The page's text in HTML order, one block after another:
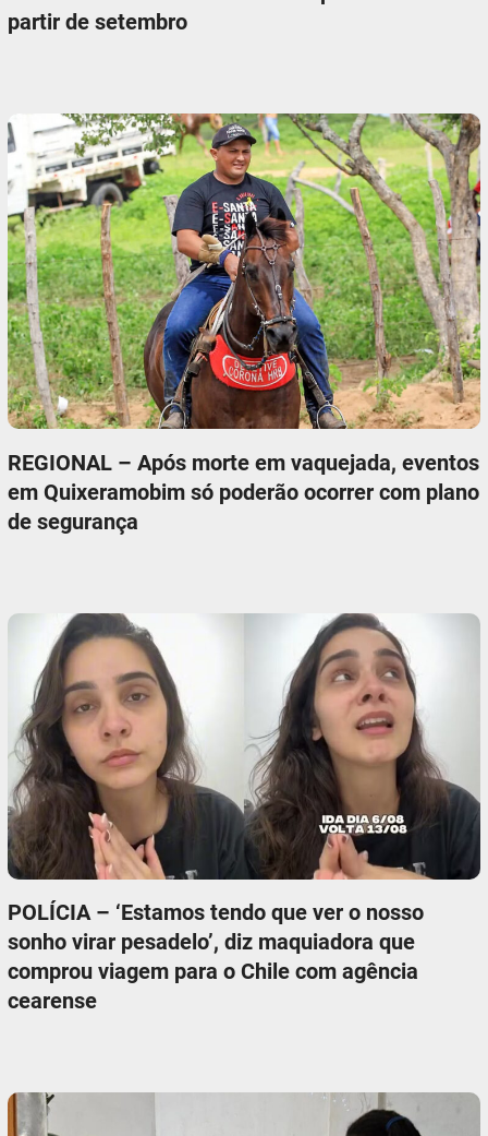
partir de setembro
REGIONAL – Após morte em vaquejada, eventos
em Quixeramobim só poderão ocorrer com plano
de segurança
POLÍCIA – ‘Estamos tendo que ver o nosso
sonho virar pesadelo’, diz maquiadora que
comprou viagem para o Chile com agência
cearense